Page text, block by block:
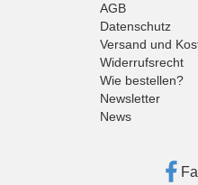
AGB
Datenschutz
Versand und
Widerrufsrecht
Wie bestellen?
Newsletter
News